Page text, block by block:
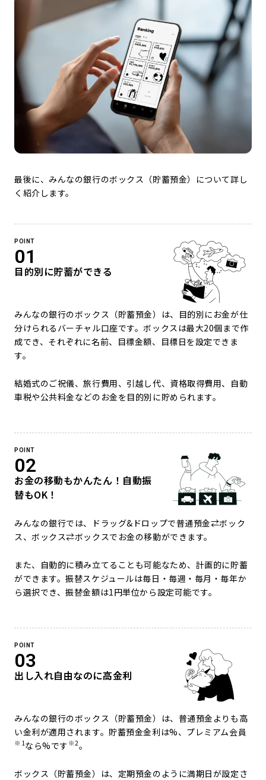
最後に、みんなの銀行のボックス（貯蓄預金）について詳し
く紹介します。
POINT
01
目的別に貯蓄ができる
みんなの銀行のボックス（貯蓄預金）は、目的別にお金が仕
分けられるバーチャル口座です。ボックスは最大20個まで作
成でき、それぞれに名前、目標金額、目標日を設定できま
す。
結婚式のご祝儀、旅行費用、引越し代、資格取得費用、自動
車税や公共料金などのお金を目的別に貯められます。
POINT
02
お金の移動もかんたん！自動振
替もOK！
みんなの銀行では、ドラッグ&ドロップで普通預金⇄ボック
ス、ボックス⇄ボックスでお金の移動ができます。
また、自動的に積み立てることも可能なため、計画的に貯蓄
ができます。振替スケジュールは毎日・毎週・毎月・毎年か
ら選択でき、振替金額は1円単位から設定可能です。
POINT
03
出し入れ自由なのに高金利
みんなの銀行のボックス（貯蓄預金）は、普通預金よりも高
い金利が適用されます。貯蓄預金金利は%、プレミアム会員
※1なら%です ※2。
ボックス（貯蓄預金）は、定期預金のように満期日が設定さ